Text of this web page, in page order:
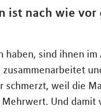
ist nach wie
haben, sind ihnen
schmerzt, weil die
Und damit